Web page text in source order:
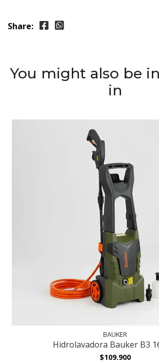
Share:
You might also be
in
BAUKER
Hidrolavadora Bauker B3
$109.900